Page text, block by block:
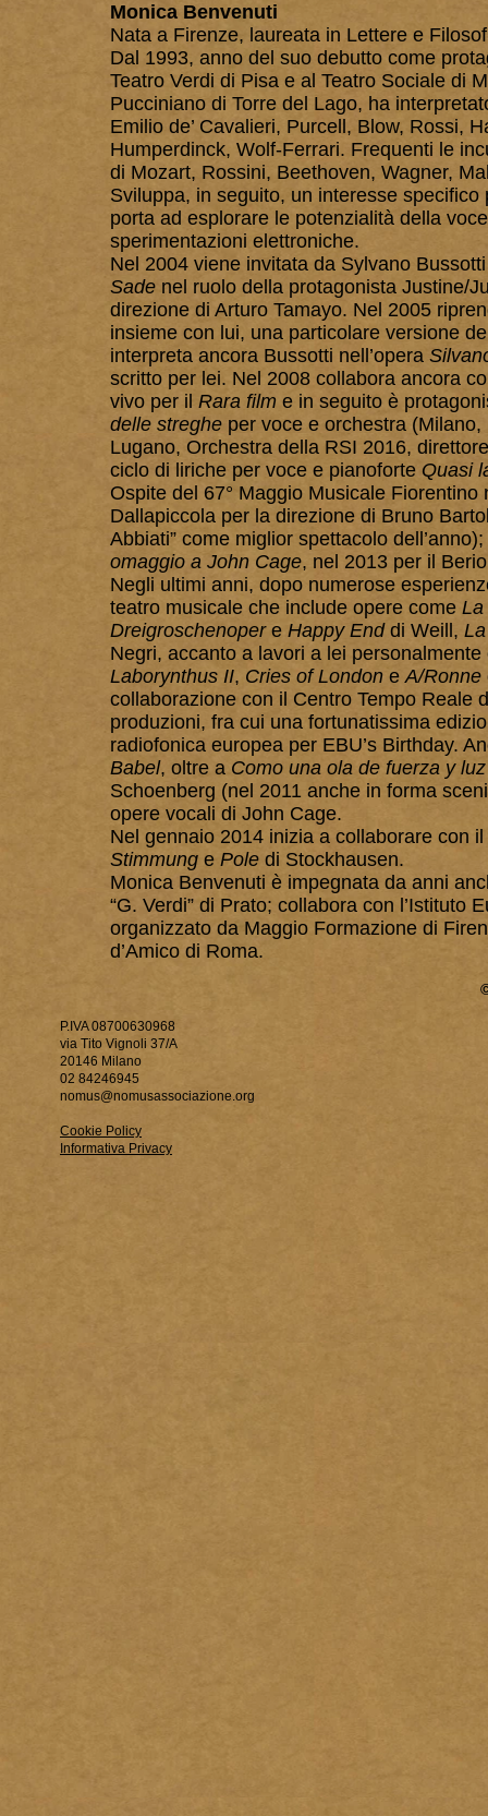
Monica Benvenuti
Nata a Firenze, laureata in Lettere e
Dal 1993, anno del suo debutto come
Teatro Verdi di Pisa e al Teatro Sociale di
Pucciniano di Torre del Lago, ha
Emilio de’ Cavalieri, Purcell, Blow, Rossi,
Humperdinck, Wolf-Ferrari. Frequenti le
di Mozart, Rossini, Beethoven, Wagner,
Sviluppa, in seguito, un interesse
porta ad esplorare le potenzialità della
sperimentazioni elettroniche.
Nel 2004 viene invitata da Sylvano
Sade nel ruolo della protagonista Justine/
direzione di Arturo Tamayo. Nel 2005
insieme con lui, una particolare versione
interpreta ancora Bussotti nell’opera
scritto per lei. Nel 2008 collabora ancora
vivo per il Rara film e in seguito è
delle streghe per voce e orchestra
Lugano, Orchestra della RSI 2016,
ciclo di liriche per voce e pianoforte Quasi
Ospite del 67° Maggio Musicale
Dallapiccola per la direzione di Bruno
Abbiati” come miglior spettacolo
omaggio a John Cage, nel 2013 per il
Negli ultimi anni, dopo numerose
teatro musicale che include opere come La
Dreigroschenopere Happy Enddi Weill,
Negri, accanto a lavori a lei personalmente
Laborynthus II, Cries of London eA/Ronne
collaborazione con il Centro Tempo Reale
produzioni, fra cui una fortunatissima
radiofonica europea per EBU’s Birthday.
Babel, oltre a Como una ola de fuerza y luz
Schoenberg (nel 2011 anche in forma
opere vocali di John Cage.
Nel gennaio 2014 inizia a collaborare con
Stimmung e Pole di Stockhausen.
Monica Benvenuti è impegnata da anni
“G. Verdi” di Prato; collabora con l’Istituto
organizzato da Maggio Formazione di
d’Amico di Roma.
P.IVA 08700630968
via Tito Vignoli 37/A
20146 Milano
02 84246945
nomus@nomusassociazione.org
Cookie Policy
Informativa Privacy